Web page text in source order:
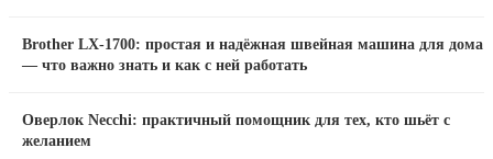
Brother LX-1700: простая и надёжная швейная машина для дома
— что важно знать и как с ней работать
Оверлок Necchi: практичный помощник для тех, кто шьёт с
желанием